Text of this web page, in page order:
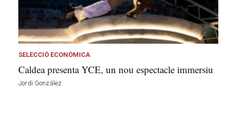
SELECCIÓ ECONÒMICA
Caldea presenta YCE, un nou espectacle immersiu
Jordi González